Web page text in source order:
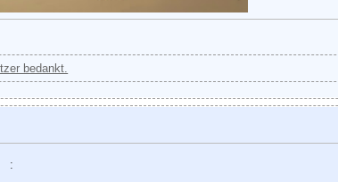
bedankt.
: